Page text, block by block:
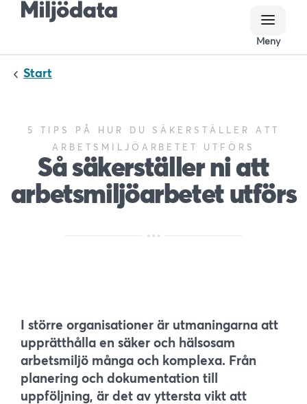
Meny
Start
5 TIPS PÅ HUR DU SÄKERSTÄLLER ATT
ARBETSMILJÖARBETET UTFÖRS
Så säkerställer ni att
arbetsmiljöarbetet utförs
I större organisationer är utmaningarna att
upprätthålla en säker och hälsosam
arbetsmiljö många och komplexa. Från
planering och dokumentation till
uppföljning, är det av yttersta vikt att